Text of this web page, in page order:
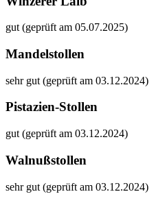
gut (geprüft am 05.07.2025)
Mandelstollen
sehr gut (geprüft am 03.12.2024)
Pistazien-Stollen
gut (geprüft am 03.12.2024)
Walnußstollen
sehr gut (geprüft am 03.12.2024)